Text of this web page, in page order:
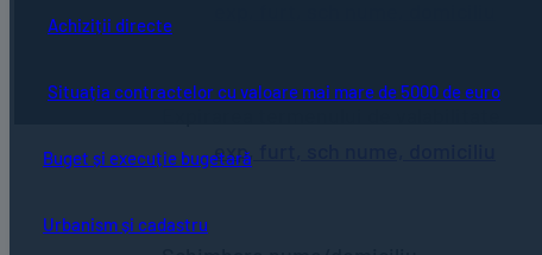
Achiziții directe
Situația contractelor cu valoare mai mare de 5000 de euro
Buget și execuție bugetară
Urbanism și cadastru
exp, furt, sch nume, domiciliu